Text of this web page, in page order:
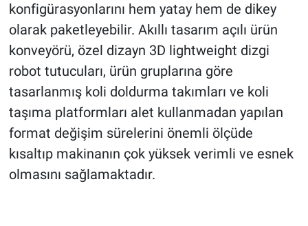
konfigürasyonlarını hem yatay hem de dikey
olarak paketleyebilir. Akıllı tasarım açılı ürün
konveyörü, özel dizayn 3D lightweight dizgi
robot tutucuları, ürün gruplarına göre
tasarlanmış koli doldurma takımları ve koli
taşıma platformları alet kullanmadan yapılan
format değişim sürelerini önemli ölçüde
kısaltıp makinanın çok yüksek verimli ve esnek
olmasını sağlamaktadır.